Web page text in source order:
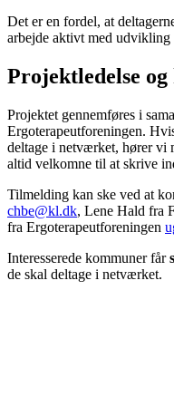
Det er en fordel, at
arbejde aktivt med
Projektledelse
Projektet gennemføres i
Ergoterapeutforeningen.
deltage i netværket, hører vi
altid velkomne til at skrive
Tilmelding kan ske ved at
chbe@kl.dk, Lene Hald fra
fra Ergoterapeutforeningen
Interesserede kommuner får
de skal deltage i netværket.